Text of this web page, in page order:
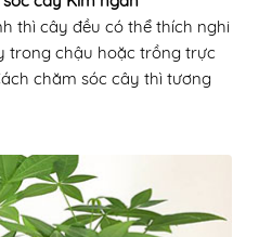
thì cây đều có thể thích nghi
trong chậu hoặc trồng trực
chăm sóc cây thì tương